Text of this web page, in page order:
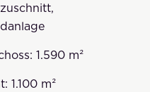
1.590 m²
1.100 m²